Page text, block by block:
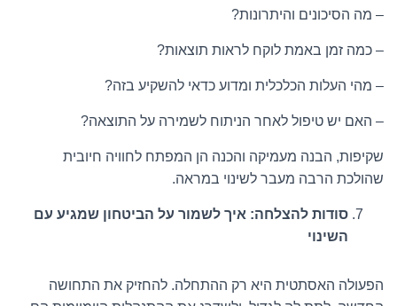
– מה הסיכונים והיתרונות?
– כמה זמן באמת לוקח לראות תוצאות?
– מהי העלות הכלכלית ומדוע כדאי להשקיע בזה?
– האם יש טיפול לאחר הניתוח לשמירה על התוצאה?
שקיפות, הבנה מעמיקה והכנה הן המפתח לחוויה חיובית
שהולכת הרבה מעבר לשינוי במראה.
סודות להצלחה: איך לשמור על הביטחון שמגיע עם
השינוי
הפעולה האסתטית היא רק ההתחלה. להחזיק את התחושה